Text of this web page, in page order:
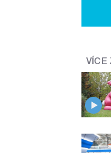
VÍCE